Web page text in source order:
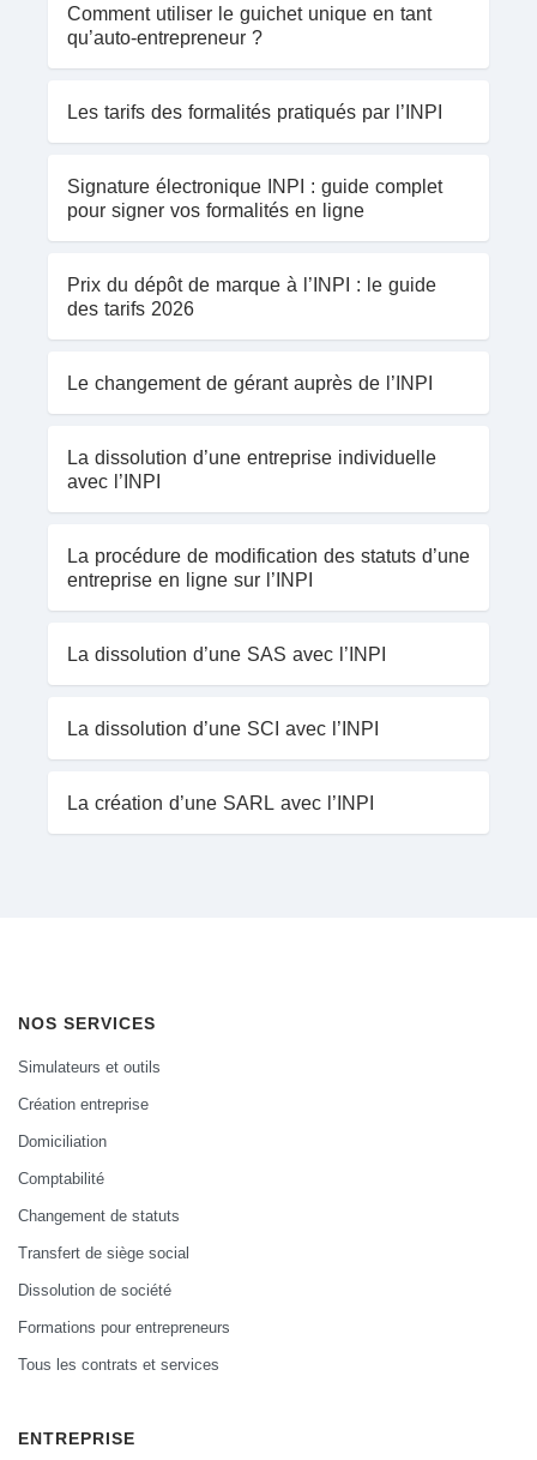
Comment utiliser le guichet unique en tant
qu’auto-entrepreneur ?
Les tarifs des formalités pratiqués par l’INPI
Signature électronique INPI : guide complet
pour signer vos formalités en ligne
Prix du dépôt de marque à l’INPI : le guide
des tarifs 2026
Le changement de gérant auprès de l’INPI
La dissolution d’une entreprise individuelle
avec l’INPI
La procédure de modification des statuts d’une
entreprise en ligne sur l’INPI
La dissolution d’une SAS avec l’INPI
La dissolution d’une SCI avec l’INPI
La création d’une SARL avec l’INPI
NOS SERVICES
Simulateurs et outils
Création entreprise
Domiciliation
Comptabilité
Changement de statuts
Transfert de siège social
Dissolution de société
Formations pour entrepreneurs
Tous les contrats et services
ENTREPRISE